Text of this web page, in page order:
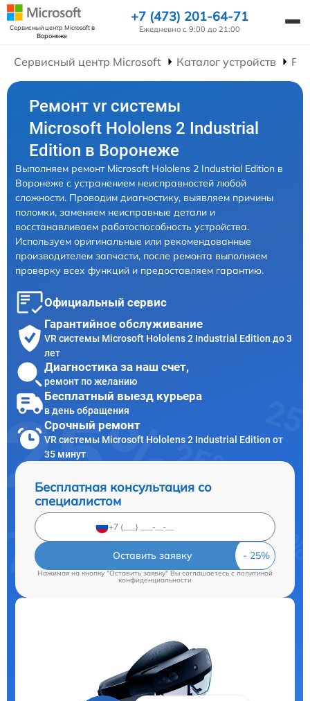
Сервисный центр Microsoftв
Воронеже
+7 (473) 201-64-71
Ежедневно с 9:00 до 21:00
Сервисный центр Microsoft Каталог устройств
Ремонт vr системы
Microsoft Hololens 2 Industrial
Edition в Воронеже
Выполняем ремонт Microsoft Hololens 2 Industrial Edition в
Воронеже с устранением неисправностей любой
сложности. Проводим диагностику, выявляем причины
поломки, заменяем неисправные детали и
восстанавливаем работоспособность устройства.
Используем оригинальные или рекомендованные
производителем запчасти, после ремонта выполняем
проверку всех функций и предоставляем гарантию.
Официальный сервис
Гарантийное обслуживание
VR системы Microsoft Hololens 2 Industrial Edition до 3
лет
Диагностика за наш счет,
ремонт по желанию
Бесплатный выезд курьера
в день обращения
Срочный ремонт
VR системы Microsoft Hololens 2 Industrial Edition от
35 минут
Бесплатная консультация со
специалистом
Оставить заявку
Нажимая на кнопку "Оставить заявку" Вы соглашаетесь cполитикой
конфиденциальности